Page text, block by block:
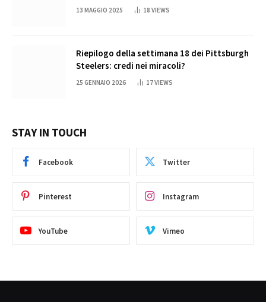
13 MAGGIO 2025 18 VIEWS
Riepilogo della settimana 18 dei Pittsburgh
Steelers: credi nei miracoli?
25 GENNAIO 2026 17VIEWS
STAY IN TOUCH
Facebook Twitter
Pinterest Instagram
YouTube Vimeo